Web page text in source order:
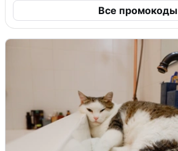
Все промокоды